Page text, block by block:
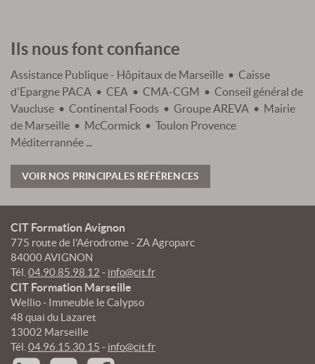
Ils nous font confiance
Assistance Publique - Hôpitaux de Marseille • Caisse
d'Epargne PACA • CEA • CMA-CGM • Conseil général de
Vaucluse • Continental Foods • Groupe AREVA • Mairie
de Marseille • McCormick • Toulon Provence
Méditerrannée ...
VOIR NOS PRINCIPALES RÉFÉRENCES
CIT Formation Avignon
775 route de l'Aérodrome - ZA Agroparc
84000 AVIGNON
Tél. 04.90.85.98.12 - info@cit.fr
CIT Formation Marseille
Wellio - Immeuble le Calypso
48 quai du Lazaret
13002 Marseille
Tél. 04.96.15.30.15 - info@cit.fr